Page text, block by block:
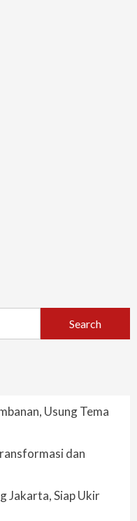
Usung Tema
dan
Jakarta, Siap Ukir